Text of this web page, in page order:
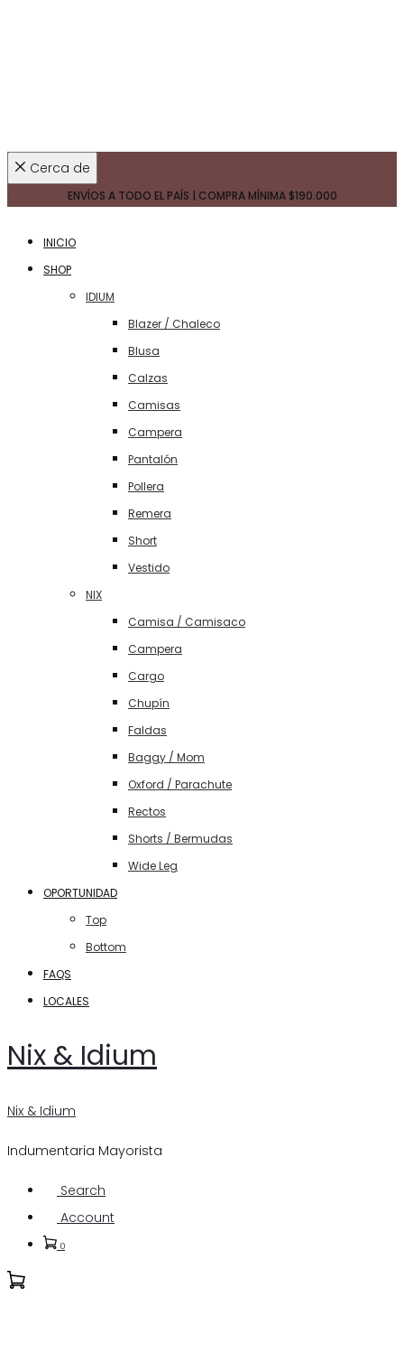
Cerca de
ENVÍOS A TODO EL PAÍS | COMPRA MÍNIMA $190.000
INICIO
SHOP
IDIUM
Blazer / Chaleco
Blusa
Calzas
Camisas
Campera
Pantalón
Pollera
Remera
Short
Vestido
NIX
Camisa / Camisaco
Campera
Cargo
Chupín
Faldas
Baggy / Mom
Oxford / Parachute
Rectos
Shorts / Bermudas
Wide Leg
OPORTUNIDAD
Top
Bottom
FAQS
LOCALES
Nix & Idium
Nix & Idium
Indumentaria Mayorista
Search
Account
0